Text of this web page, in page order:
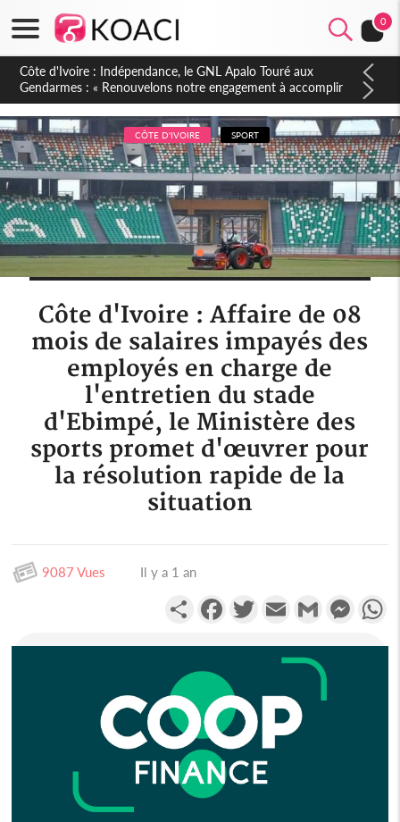
0
Sierra Leone : Un projet de réforme constitutionnelle en
gestation, points clés des amendements, un exclu d'avance
CÔTE D'IVOIRE SPORT
Côte d'Ivoire : Affaire de 08
mois de salaires impayés des
employés en charge de
l'entretien du stade
d'Ebimpé, le Ministère des
sports promet d'œuvrer pour
la résolution rapide de la
situation
9087 Vues Il y a 1 an
PartagerFacebookTwitterEmail Gmail